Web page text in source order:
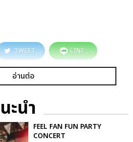
TWEET LINE
อ่านต่อ
ะนำ
FEEL FAN FUN PARTY
CONCERT